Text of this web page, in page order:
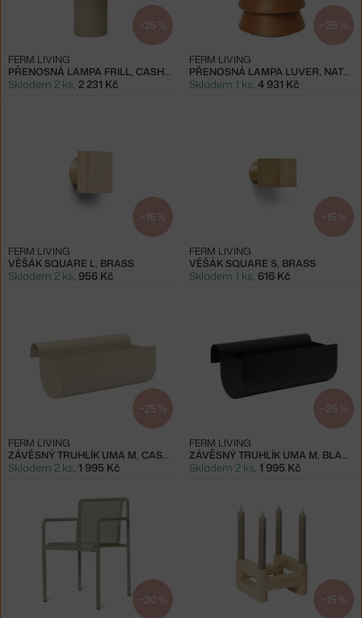
−25 %
PŘENOSNÁ LAMPA FRILL, CASHMERE
FERM LIVING
Skladem 2 ks, 2 231 Kč
−25 %
PŘENOSNÁ LAMPA LUVER, NATURAL
FERM LIVING
Skladem 1 ks, 4 931 Kč
−15 %
VĚŠÁK SQUARE L, BRASS
FERM LIVING
Skladem 2 ks 956 Kč
−15 %
VĚŠÁK SQUARE S, BRASS
FERM LIVING
Skladem 1 ks 616 Kč
−25 %
ZÁVĚSNÝ TRUHLÍK UMA M, CASHMERE
FERM LIVING
Skladem 2 ks 1 995 Kč
−25 %
ZÁVĚSNÝ TRUHLÍK UMA M, BLACK
FERM LIVING
Skladem 2 ks 1 995 Kč
−30 % −15 %